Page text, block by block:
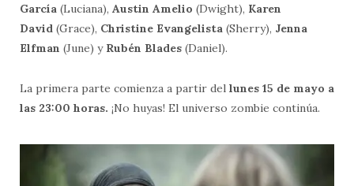
García (Luciana), Austin Amelio (Dwight), Karen
David (Grace), Christine Evangelista (Sherry), Jenna
Elfman (June) y Rubén Blades (Daniel).
La primera parte comienza a partir del lunes 15 de mayo a
las 23:00 horas. ¡No huyas! El universo zombie continúa.